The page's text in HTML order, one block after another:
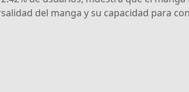
del manga y su capacidad para